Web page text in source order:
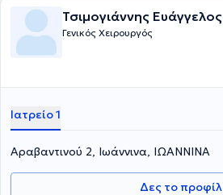
Τσιμογιάννης Ευάγγελος
Γενικός Χειρουργός
Ιατρείο 1
Αραβαντινού 2, Ιωάννινα, ΙΩΑΝΝΙΝΑ
Δες το προφίλ